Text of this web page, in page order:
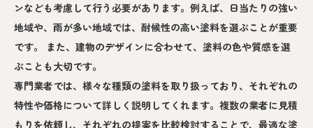
ンなども考慮して行う必要があります。例えば、日当たりの強い
地域や、雨が多い地域では、耐候性の高い塗料を選ぶことが重要
です。 また、建物のデザインに合わせて、塗料の色や質感を選
ぶことも大切です。
専門業者では、様々な種類の塗料を取り扱っており、それぞれの
特性や価格について詳しく説明してくれます。複数の業者に見積
もりを依頼し、それぞれの提案を比較検討することで、最適な塗